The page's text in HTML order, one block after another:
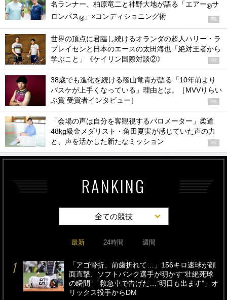
名ランナー、柏原竜二と神野大地が語る「エアー®サ
ロンパス® 」×コンディショニング術 PR
世界の頂点に君臨し続けるオランダの超人ハリー・ラ
ブレイセンと日本のエースの太田海也「絶対王者から
学ぶこと」《ケイリン国際対談②》
PR
38歳でも進化を続ける篠山竜青が語る「10年前より
バスケが上手くなっている」理由とは。［MVVりらい
ぶ賞 受賞者インタビュー］
PR
「会場の声は自分を客観視するバロメーター」柔道
48kg級金メダリスト・角田夏実が感じていた声の力
と、声を活かした新たなミッション
PR
RANKING
全ての競技
最新 24時間 週間
「アゴ骨折、前歯折れて…」156キロ速球が顔
面直撃、ソフトバンク選手が明かす“壮絶死球
の瞬間”「救急車で告げた…“明日も出ます”」オ
リックス投手からDM